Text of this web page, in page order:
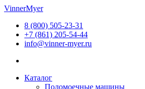
Перейти
содержимому
VinnerMyer
8 (800) 505-23-31
+7 (861) 205-54-44
info@vinner-myer.ru
Каталог
Поломоечные машины